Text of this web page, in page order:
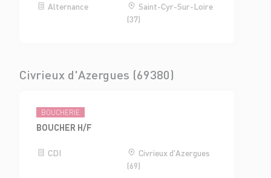
Alternance
Saint-Cyr-Sur-Loire
(37)
Civrieux d'Azergues (69380)
BOUCHERIE
BOUCHER H/F
CDI
Civrieux d'Azergues
(69)